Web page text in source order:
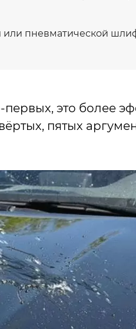
пневматической
это более
пятых